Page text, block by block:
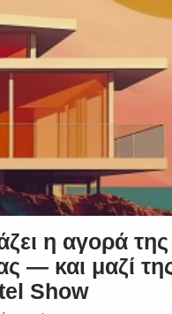
η αγορά της
— και μαζί
Show